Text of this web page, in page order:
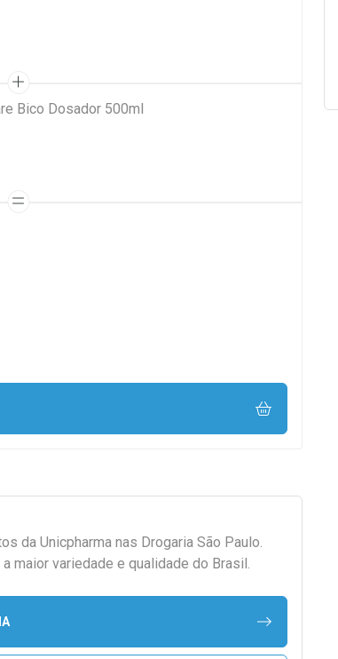
Bico Dosador 500ml
da Unicpharma nas Drogaria São Paulo.
maior variedade e qualidade do Brasil.